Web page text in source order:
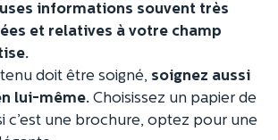
informations souvent très
et relatives à votre champ
doit être soigné, soignez aussi
lui-même. Choisissez un papier de
c’est une brochure, optez pour une